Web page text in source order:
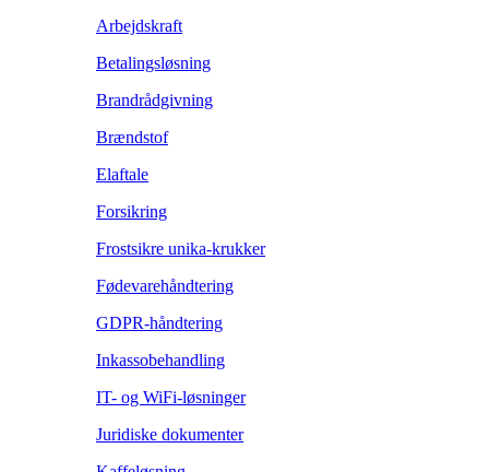
Arbejdskraft
Betalingsløsning
Brandrådgivning
Brændstof
Elaftale
Forsikring
Frostsikre unika-krukker
Fødevarehåndtering
GDPR-håndtering
Inkassobehandling
IT- og WiFi-løsninger
Juridiske dokumenter